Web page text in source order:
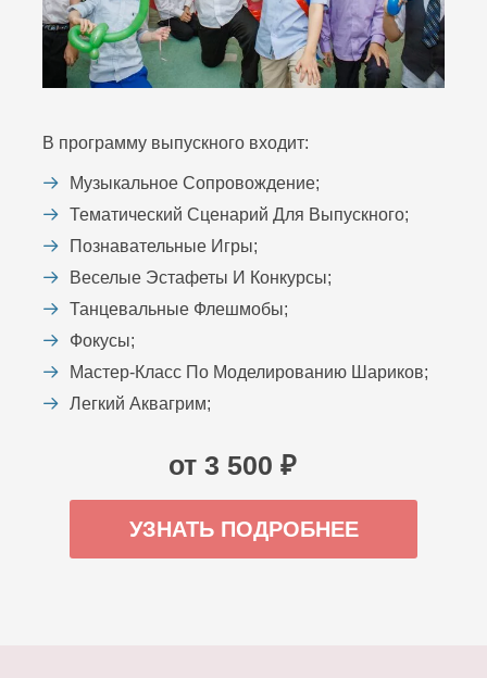
В программу выпускного входит:
Музыкальное Сопровождение;
Тематический Сценарий Для Выпускного;
Познавательные Игры;
Веселые Эстафеты И Конкурсы;
Танцевальные Флешмобы;
Фокусы;
Мастер-Класс По Моделированию Шариков;
Легкий Аквагрим;
от 3 500 ₽
УЗНАТЬ ПОДРОБНЕЕ